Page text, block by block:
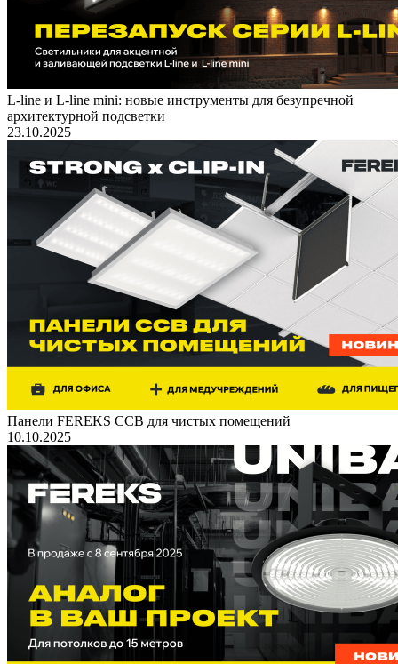
L-line и L-line mini: новые инструменты для безупречной
архитектурной подсветки
23.10.2025
Панели FEREKS ССВ для чистых помещений
10.10.2025